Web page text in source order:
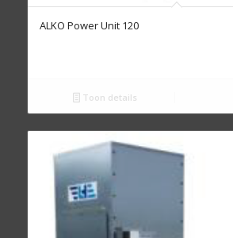
ALKO Power Unit 120
Toon details